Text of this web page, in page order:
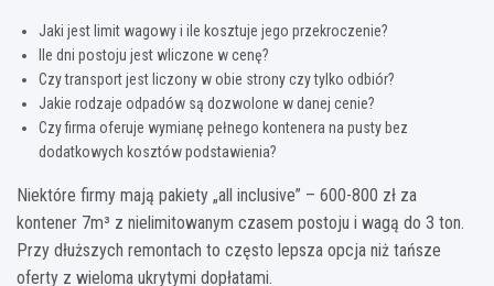
Jaki jest limit wagowy i ile kosztuje jego przekroczenie?
Ile dni postoju jest wliczone w cenę?
Czy transport jest liczony w obie strony czy tylko odbiór?
Jakie rodzaje odpadów są dozwolone w danej cenie?
Czy firma oferuje wymianę pełnego kontenera na pusty bez
dodatkowych kosztów podstawienia?
Niektóre firmy mają pakiety „all inclusive” – 600-800 zł za
kontener 7m³ z nielimitowanym czasem postoju i wagą do 3 ton.
Przy dłuższych remontach to często lepsza opcja niż tańsze
oferty z wieloma ukrytymi dopłatami.